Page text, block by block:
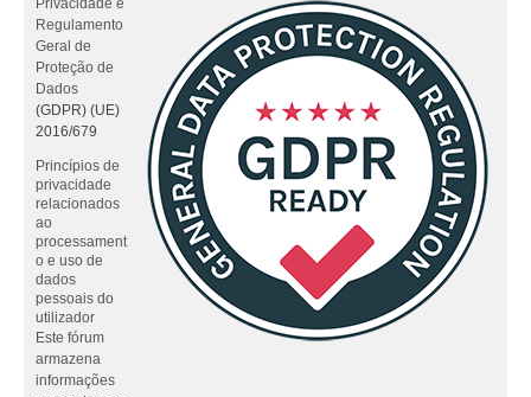
Privacidade e
Regulamento
Geral de
Proteção de
Dados
(GDPR) (UE)
2016/679
Princípios de
privacidade
relacionados
ao
processament
o e uso de
dados
pessoais do
utilizador
Este fórum
armazena
informações